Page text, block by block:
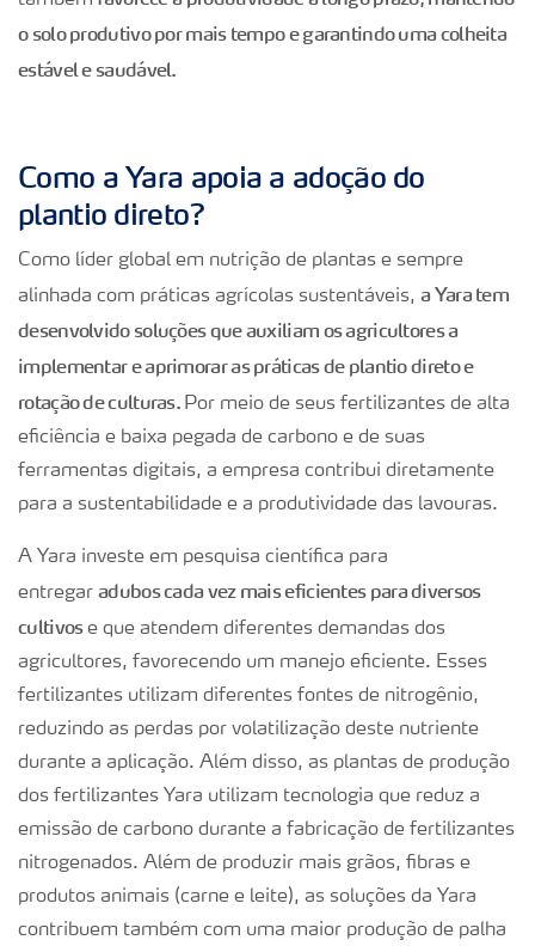
o solo produtivo por mais tempo e garantindo uma colheita
estável e saudável.
Como a Yara apoia a adoção do
plantio direto?
Como líder global em nutrição de plantas e sempre
alinhada com práticas agrícolas sustentáveis, a Yara tem
desenvolvido soluções que auxiliam os agricultores a
implementar e aprimorar as práticas de plantio direto e
rotação de culturas. Por meio de seus fertilizantes de alta
eficiência e baixa pegada de carbono e de suas
ferramentas digitais, a empresa contribui diretamente
para a sustentabilidade e a produtividade das lavouras.
A Yara investe em pesquisa científica para
entregar adubos cada vez mais eficientes para diversos
cultivose que atendem diferentes demandas dos
agricultores, favorecendo um manejo eficiente. Esses
fertilizantes utilizam diferentes fontes de nitrogênio,
reduzindo as perdas por volatilização deste nutriente
durante a aplicação. Além disso, as plantas de produção
dos fertilizantes Yara utilizam tecnologia que reduz a
emissão de carbono durante a fabricação de fertilizantes
nitrogenados. Além de produzir mais grãos, fibras e
produtos animais (carne e leite), as soluções da Yara
contribuem também com uma maior produção de palha